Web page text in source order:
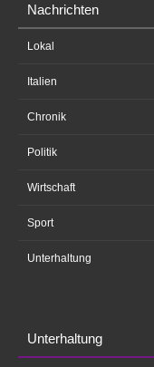
Nachrichten
Lokal
Italien
Chronik
Politik
Wirtschaft
Sport
Unterhaltung
Unterhaltung